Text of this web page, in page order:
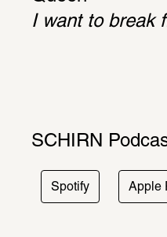
I want to break
SCHIRN
Spotify Apple